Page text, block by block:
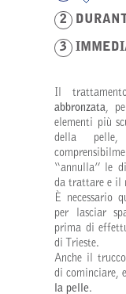
2
3
Il
abbronzata,
elementi più
della pelle,
“annulla” le
da trattare e il
È necessario
per lasciar
prima di
di Trieste.
Anche il
di cominciare,
la pelle.